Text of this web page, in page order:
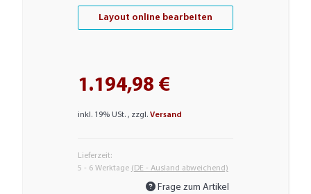
Layout online bearbeiten
1.194,98 €
inkl. 19% USt. , zzgl. Versand
Lieferzeit:
5 - 6 Werktage (DE - Ausland abweichend)
Frage zum Artikel